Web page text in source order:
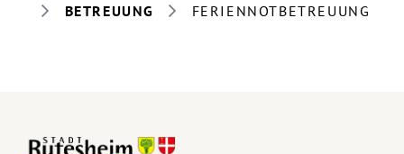
BETREUUNG
FERIENNOTBETREUUNG